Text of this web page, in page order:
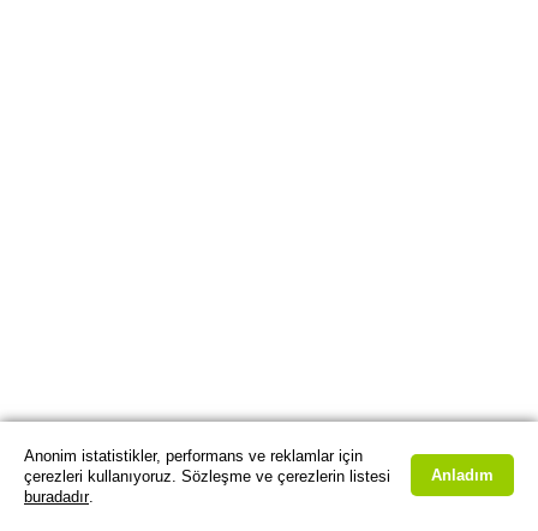
Anonim istatistikler, performans ve reklamlar için
çerezleri kullanıyoruz. Sözleşme ve çerezlerin listesi
buradadır.
Anladım